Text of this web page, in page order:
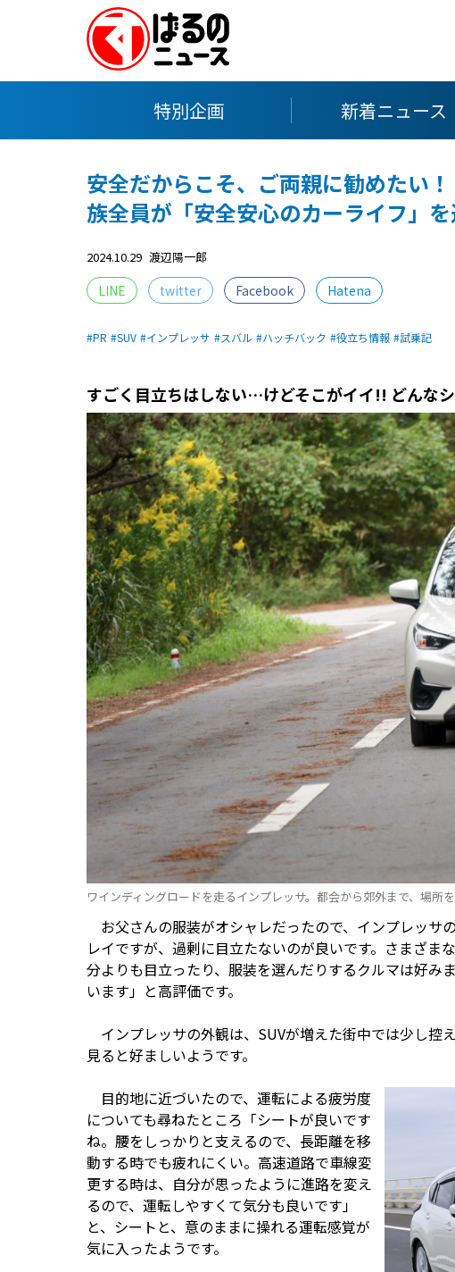
特別企画 新着ニュース
安全だからこそ、ご両親に勧めたい
族全員が「安全安心のカーライフ」を
2024.10.29 渡辺陽一郎
LINE twitter Facebook Hatena
PR SUV インプレッサ スバル ハッチバック 役立ち情報 試乗記
すごく目立ちはしない…けどそこがイイ!! どんな
ワインディングロードを走るインプレッサ。都会から郊外まで、場所
お父さんの服装がオシャレだったので、インプレッサ
レイですが、過剰に目立たないのが良いです。さまざま
分よりも目立ったり、服装を選んだりするクルマは好み
います」と高評価です。
インプレッサの外観は、SUVが増えた街中では少し控
見ると好ましいようです。
目的地に近づいたので、運転による疲労度
についても尋ねたところ「シートが良いです
ね。腰をしっかりと支えるので、長距離を移
動する時でも疲れにくい。高速道路で車線変
更する時は、自分が思ったように進路を変え
るので、運転しやすくて気分も良いです」
と、シートと、意のままに操れる運転感覚が
気に入ったようです。